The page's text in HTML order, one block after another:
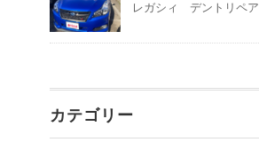
レガシィ デントリペア
カテゴリー